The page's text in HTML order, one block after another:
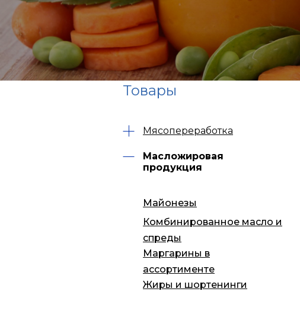
Товары
Мясопереработка
Масложировая
продукция
Майонезы
Комбинированное масло и
спреды
Маргарины в
ассортименте
Жиры и шортенинги